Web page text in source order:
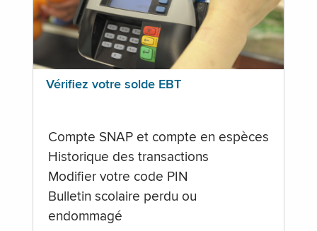
Vérifiez votre solde EBT
Compte SNAP et compte en espèces
Historique des transactions
Modifier votre code PIN
Bulletin scolaire perdu ou
endommagé